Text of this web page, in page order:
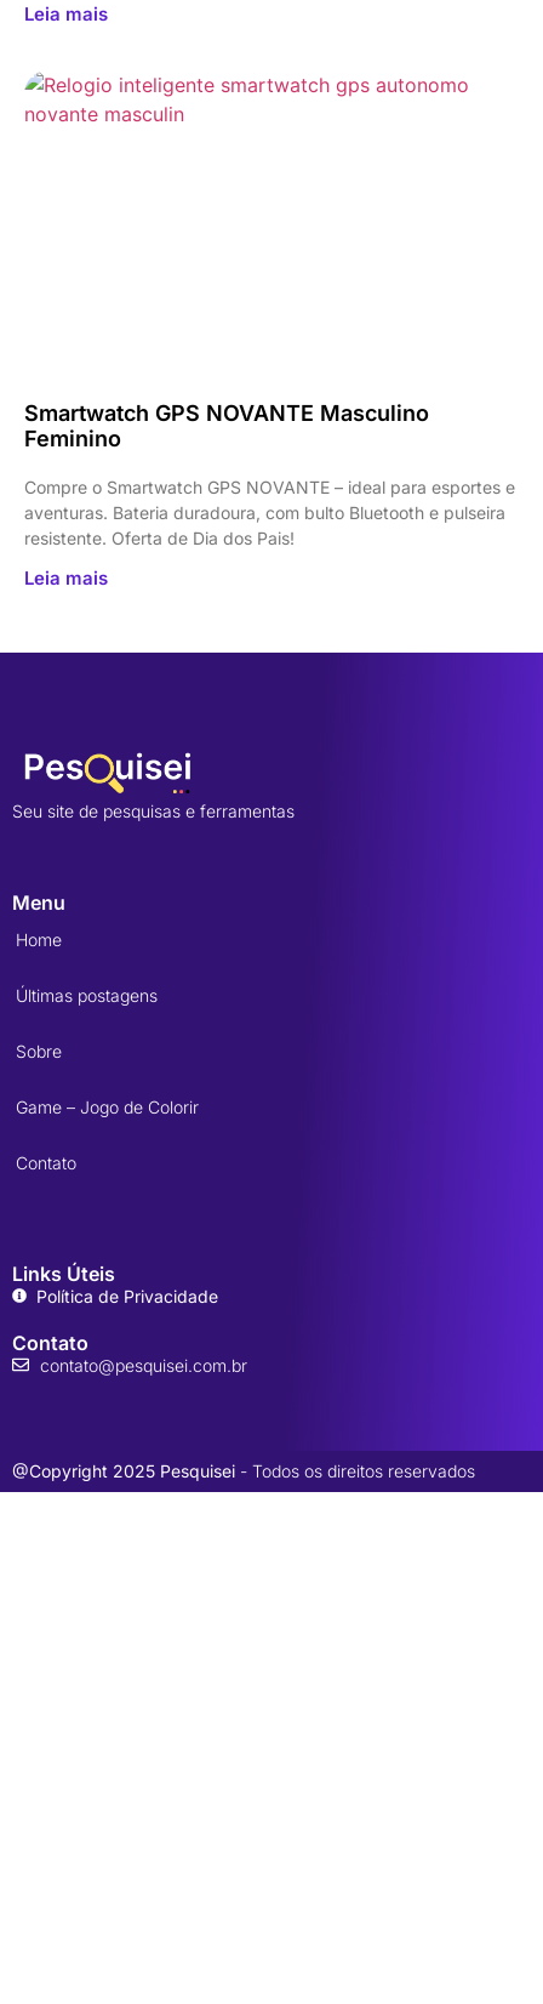
Leia mais
Smartwatch GPS NOVANTE Masculino
Feminino
Compre o Smartwatch GPS NOVANTE – ideal para esportes e
aventuras. Bateria duradoura, com bulto Bluetooth e pulseira
resistente. Oferta de Dia dos Pais!
Leia mais
Seu site de pesquisas e ferramentas
Menu
Home
Últimas postagens
Sobre
Game – Jogo de Colorir
Contato
Links Úteis
Política de Privacidade
Contato
contato@pesquisei.com.br
@Copyright 2025 Pesquisei - Todos os direitos reservados